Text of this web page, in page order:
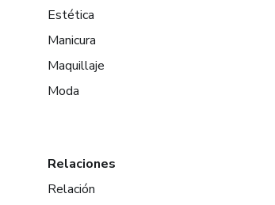
Estética
Manicura
Maquillaje
Moda
Relaciones
Relación